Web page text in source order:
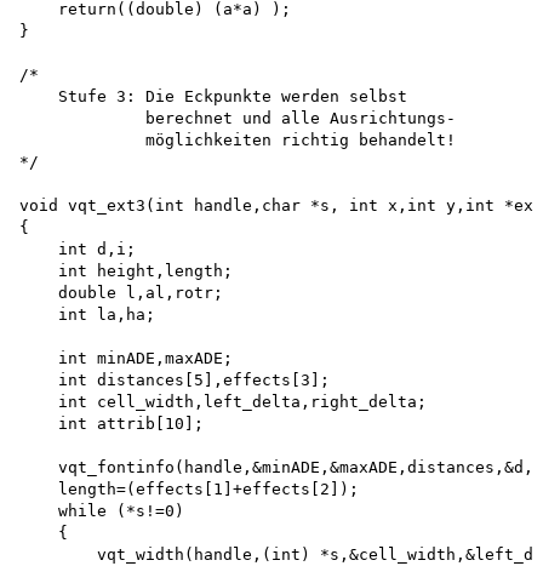
    return((double) (a*a) );
}
/*
    Stufe 3: Die Eckpunkte werden selbst
             berechnet und alle Ausrichtungs-
             möglichkeiten richtig behandelt!
*/
void vqt_ext3(int handle,char *s, int x,int y,int
{
    int d,i;
    int height,length;
    double l,al,rotr;
    int la,ha;
    int minADE,maxADE;
    int distances[5],effects[3];
    int cell_width,left_delta,right_delta;
    int attrib[10];
    length=(effects[1]+effects[2]);
    while (*s!=0)
    {
vqt_width(handle,(int)